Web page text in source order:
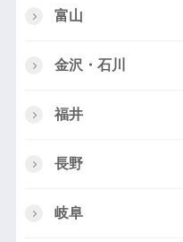
富山
金沢・石川
福井
長野
岐阜